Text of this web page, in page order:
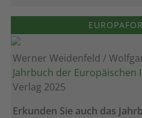
Werner Weidenfeld /
Jahrbuch der Europäischen
Verlag 2025
Erkunden Sie auch das